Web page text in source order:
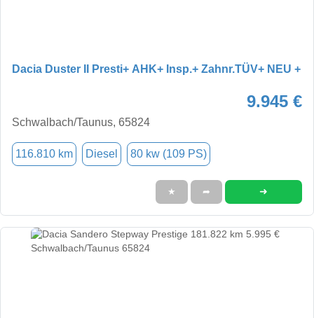
Dacia Duster II Presti+ AHK+ Insp.+ Zahnr.TÜV+ NEU +
9.945 €
Schwalbach/Taunus, 65824
116.810 km Diesel 80 kw (109 PS)
★ ➦ ➜